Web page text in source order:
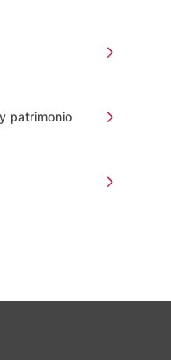
patrimonio